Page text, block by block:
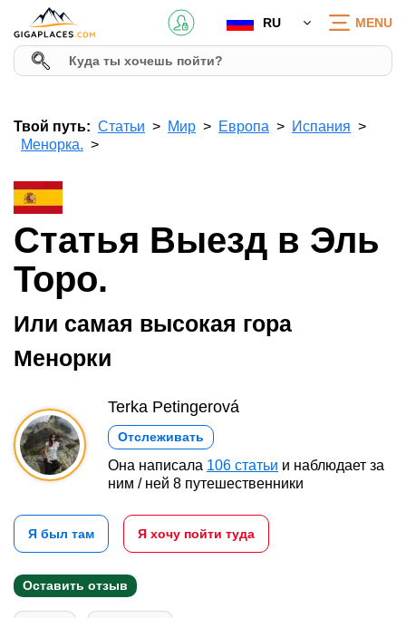
RU MENU
Твой путь: Статьи Мир Европа
Испания
Менорка.
Статья Выезд в Эль
Торо.
Или самая высокая гора
Менорки
Terka Petingerová
Отслеживать
Она написала 106 статьи и наблюдает за
ним / ней 8 путешественники
Я был там Я хочу пойти туда
Оставить отзыв